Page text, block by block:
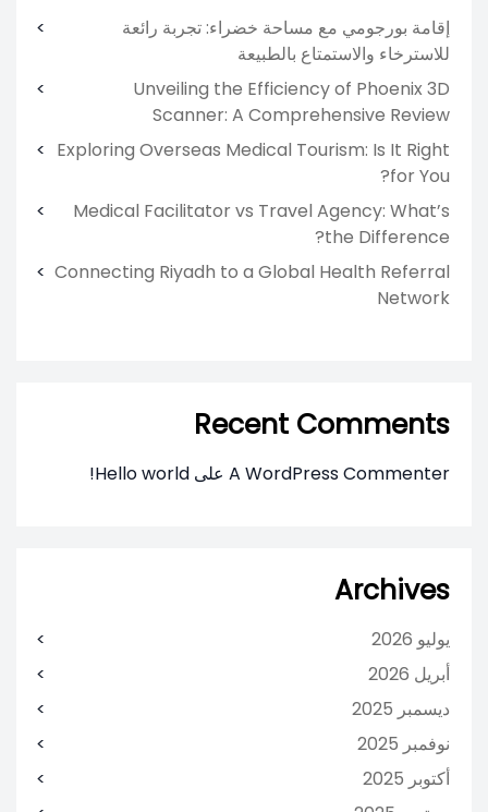
إقامة بورجومي مع مساحة خضراء: تجربة رائعة
للاسترخاء والاستمتاع بالطبيعة
Unveiling the Efficiency of Phoenix 3D
Scanner: A Comprehensive Review
Exploring Overseas Medical Tourism: Is It Right
for You?
Medical Facilitator vs Travel Agency: What’s
the Difference?
Connecting Riyadh to a Global Health Referral
Network
Recent Comments
A WordPress Commenter على Hello world!
Archives
يوليو 2026
أبريل 2026
ديسمبر 2025
نوفمبر 2025
أكتوبر 2025